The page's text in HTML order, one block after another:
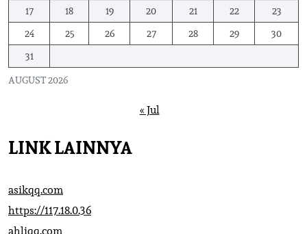
AUGUST 2026
17
18 19 20 21 22
23
24
25 26 27 28 29
30
31
« Jul
LINK LAINNYA
asikqq.com
https://117.18.0.36